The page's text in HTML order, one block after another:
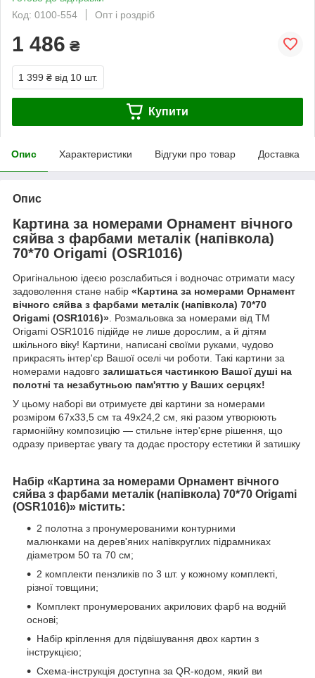
Код: 0100-554
Опт і роздріб
1 486 ₴
1 399 ₴ від 10 шт.
Купити
Опис Характеристики Відгуки про товар Доставка
Опис
Картина за номерами Орнамент вічного
сяйва з фарбами металік (напівкола)
70*70 Origami (OSR1016)
Оригінальною ідеєю розслабиться і водночас отримати масу
задоволення стане набір «Картина за номерами Орнамент
вічного сяйва з фарбами металік (напівкола) 70*70
Origami (OSR1016)». Розмальовка за номерами від ТМ
Origami OSR1016 підійде не лише дорослим, а й дітям
шкільного віку! Картини, написані своїми руками, чудово
прикрасять інтер'єр Вашої оселі чи роботи. Такі картини за
номерами надовго залишаться частинкою Вашої душі на
полотні та незабутньою пам'яттю у Ваших серцях!
У цьому наборі ви отримуєте дві картини за номерами
розміром 67x33,5 см та 49x24,2 см, які разом утворюють
гармонійну композицію — стильне інтер'єрне рішення, що
одразу привертає увагу та додає простору естетики й затишку
Набір «Картина за номерами Орнамент вічного
сяйва з фарбами металік (напівкола) 70*70 Origami
(OSR1016)» містить:
2 полотна з пронумерованими контурними
малюнками на дерев'яних напівкруглих підрамниках
діаметром 50 та 70 см;
2 комплекти пензликів по 3 шт. у кожному комплекті,
різної товщини;
Комплект пронумерованих акрилових фарб на водній
основі;
Набір кріплення для підвішування двох картин з
інструкцією;
Схема-інструкція доступна за QR-кодом, який ви